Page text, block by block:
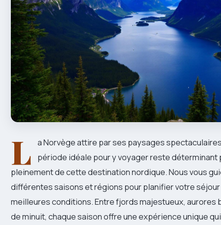
L a Norvège attire par ses paysages
période idéale pour y voyager reste
pleinement de cette destination nordique. Nous vous
différentes saisons et régions pour planifier votre
meilleures conditions. Entre fjords majestueux, aurores
de minuit, chaque saison offre une expérience unique